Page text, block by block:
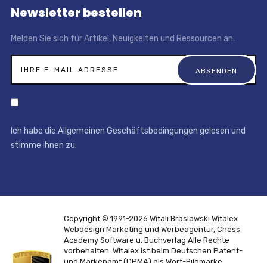
Newsletter bestellen
Melden Sie sich für Artikel, Neuigkeiten und Ressourcen an.
Ich habe die Allgemeinen Geschäftsbedingungen gelesen und
stimme ihnen zu.
Copyright © 1991-2026 Witali Braslawski Witalex
Webdesign Marketing und Werbeagentur, Chess
Academy Software u. Buchverlag Alle Rechte
vorbehalten. Witalex ist beim Deutschen Patent-